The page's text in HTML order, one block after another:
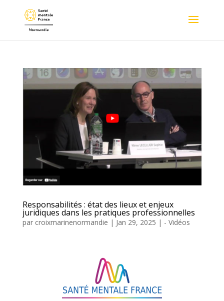
Responsabilités : état des lieux et enjeux
juridiques dans les pratiques professionnelles
par croixmarinenormandie | Jan 29, 2025 | - Vidéos